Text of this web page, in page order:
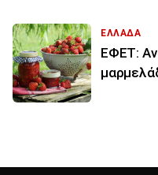
ΕΛΛΑΔΑ
ΕΦΕΤ: